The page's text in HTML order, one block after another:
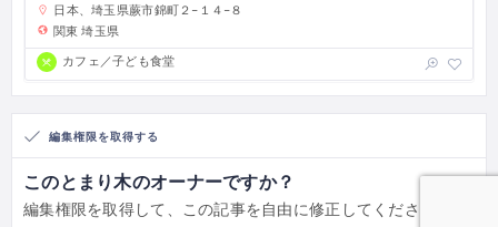
日本、埼玉県蕨市錦町２−１４−８
関東 埼玉県
カフェ／子ども食堂
編集権限を取得する
このとまり木のオーナーですか？
編集権限を取得して、この記事を自由に修正してください。